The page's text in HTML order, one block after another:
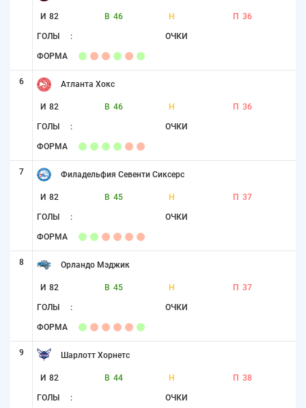
И 82 В 46 Н П 36
ГОЛЫ : ОЧКИ
ФОРМА
6 Атланта Хокс
И 82 В 46 Н П 36
ГОЛЫ : ОЧКИ
ФОРМА
7 Филадельфия Севенти Сиксерс
И 82 В 45 Н П 37
ГОЛЫ : ОЧКИ
ФОРМА
8 Орландо Мэджик
И 82 В 45 Н П 37
ГОЛЫ : ОЧКИ
ФОРМА
9 Шарлотт Хорнетс
И 82 В 44 Н П 38
ГОЛЫ : ОЧКИ